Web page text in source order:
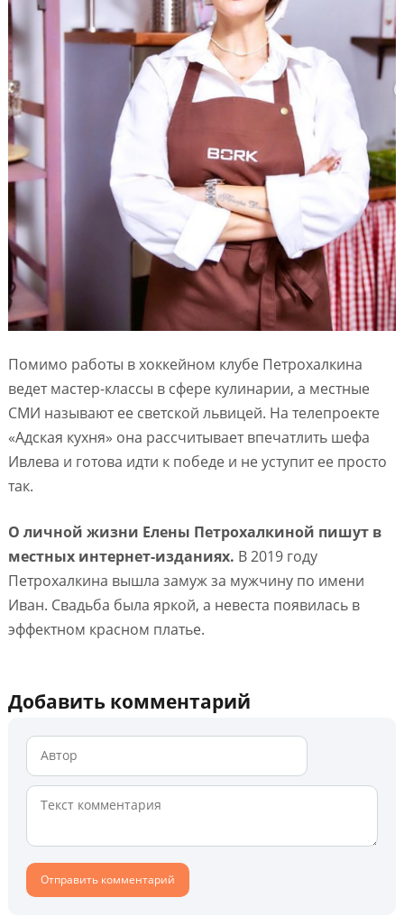
Помимо работы в хоккейном клубе Петрохалкина
ведет мастер-классы в сфере кулинарии, а местные
СМИ называют ее светской львицей. На телепроекте
«Адская кухня» она рассчитывает впечатлить шефа
Ивлева и готова идти к победе и не уступит ее просто
так.
О личной жизни Елены Петрохалкиной пишут в
местных интернет-изданиях. В 2019 году
Петрохалкина вышла замуж за мужчину по имени
Иван. Свадьба была яркой, а невеста появилась в
эффектном красном платье.
Добавить комментарий